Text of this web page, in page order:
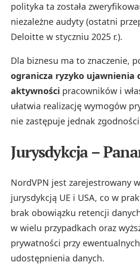
polityka ta została
niezależne audyty (ostatni
Deloitte w styczniu 2025 r.).
Dla biznesu ma to znaczenie,
ogranicza ryzyko ujawnienia
aktywności pracowników i
ułatwia realizację wymogów
nie zastępuje jednak zgodności
Jurysdykcja –
NordVPN jest zarejestrowany w
jurysdykcją UE i USA, co w
brak obowiązku retencji
w wielu przypadkach oraz
prywatności przy
udostępnienia danych.